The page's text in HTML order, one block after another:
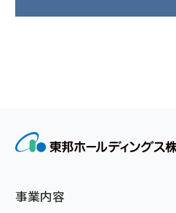
事業内容